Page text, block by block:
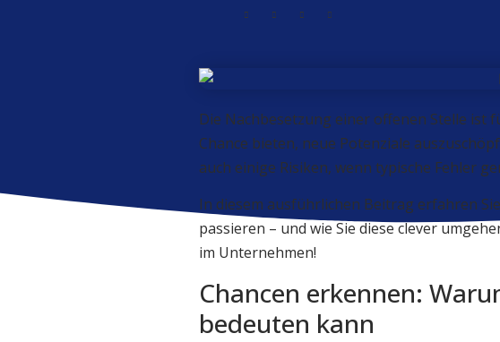
Die Nachbesetzung einer offenen Stelle ist
Chance bieten, neue Potenziale
auch einige Risiken, wenn typische Fehler
In diesem ausführlichen Beitrag erfahren
passieren – und wie Sie diese clever
im Unternehmen!
Chancen erkennen:
bedeuten kann